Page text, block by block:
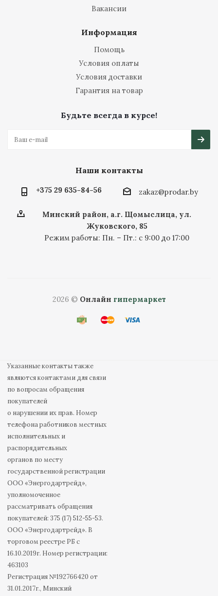
Вакансии
Информация
Помощь
Условия оплаты
Условия доставки
Гарантия на товар
Будьте всегда в курсе!
Наши контакты
+375 29 635-84-56 zakaz@prodar.by
Минский район, а.г. Щомыслица, ул.
Жуковского, 85
Режим работы: Пн. – Пт.: с 9:00 до 17:00
2026 © Онлайн гипермаркет
Указанные контакты также
являются контактами для связи
по вопросам обращения
покупателей
о нарушении их прав. Номер
телефона работников местных
исполнительных и
распорядительных
органов по месту
государственной регистрации
ООО «Энергодартрейд»,
уполномоченное
рассматривать обращения
покупателей: 375 (17) 512-55-53.
ООО «Энергодартрейд». В
торговом реестре РБ с
16.10.2019г. Номер регистрации:
463103
Регистрация №192766420 от
31.01.2017г., Минский